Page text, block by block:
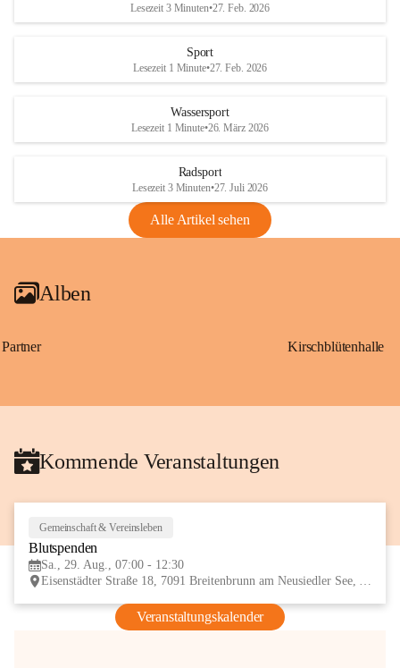
Maßnahmen zur Bekämpfung
Rebe und der Amerikanischen
Anhang VBl. EU Nr. 18
1 Seite•1,4 MB
VBl. EU Nr. 18_2026
Lesezeit 3 Minuten•27. Feb. 2026
Sport
Lesezeit 1 Minute•27. Feb. 2026
Wassersport
Lesezeit 1 Minute•26. März 2026
Radsport
Lesezeit 3 Minuten•27. Juli 2026
Alle Artikel sehen
Alben
Partner Kirschblütenhalle
Kommende Veranstaltungen
Gemeinschaft & Vereinsleben
Blutspenden
Sa., 29. Aug., 07:00 - 12:30
Eisenstädter Straße 18, 7091 Breitenbrunn am Neusiedler See, AUT
Veranstaltungskalender